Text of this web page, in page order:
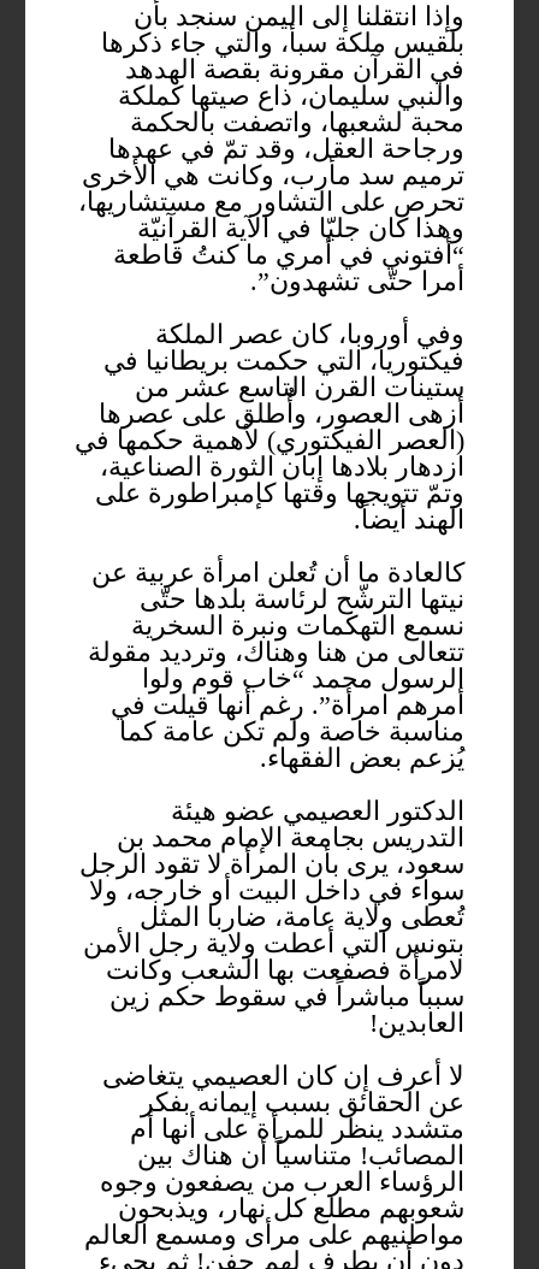
وإذا انتقلنا إلى اليمن سنجد بأن
بلقيس ملكة سبأ، والتي جاء ذكرها
في القرآن مقرونة بقصة الهدهد
والنبي سليمان، ذاع صيتها كملكة
محبة لشعبها، واتصفت بالحكمة
ورجاحة العقل، وقد تمّ في عهدها
ترميم سد مأرب، وكانت هي الأخرى
تحرص على التشاور مع مستشاريها،
وهذا كان جليّا في الآية القرآنيّة
“أفتوني في أمري ما كنتُ قاطعة
أمرا حتّى تشهدون”.
وفي أوروبا، كان عصر الملكة
فيكتوريا، التي حكمت بريطانيا في
ستينات القرن التاسع عشر من
أزهى العصور، وأُطلق على عصرها
(العصر الفيكتوري) لأهمية حكمها في
ازدهار بلادها إبان الثورة الصناعية،
وتمّ تتويجها وقتها كإمبراطورة على
الهند أيضاً.
كالعادة ما أن تُعلن امرأة عربية عن
نيتها الترشّح لرئاسة بلدها حتّى
نسمع التهكمات ونبرة السخرية
تتعالى من هنا وهناك، وترديد مقولة
الرسول محمد “خاب قوم ولوا
أمرهم امرأة”. رغم أنها قيلت في
مناسبة خاصة ولم تكن عامة كما
يُزعم بعض الفقهاء.
الدكتور العصيمي عضو هيئة
التدريس بجامعة الإمام محمد بن
سعود، يرى بأن المرأة لا تقود الرجل
سواء في داخل البيت أو خارجه، ولا
تُعطى ولاية عامة، ضاربا المثل
بتونس التي أعطت ولاية رجل الأمن
لامرأة فصفعت بها الشعب وكانت
سبباً مباشراً في سقوط حكم زين
العابدين!
لا أعرف إن كان العصيمي يتغاضى
عن الحقائق بسبب إيمانه بفكر
متشدد ينظر للمرأة على أنها أم
المصائب! متناسياً أن هناك بين
الرؤساء العرب من يصفعون وجوه
شعوبهم مطلع كل نهار، ويذبحون
مواطنيهم على مرأى ومسمع العالم
دون أن يطرف لهم جفن! ثم يجيء